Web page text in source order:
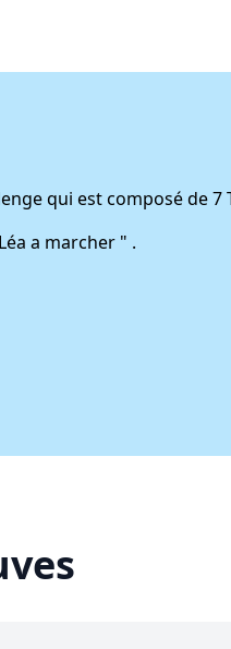
qui est composé de
a marcher " .